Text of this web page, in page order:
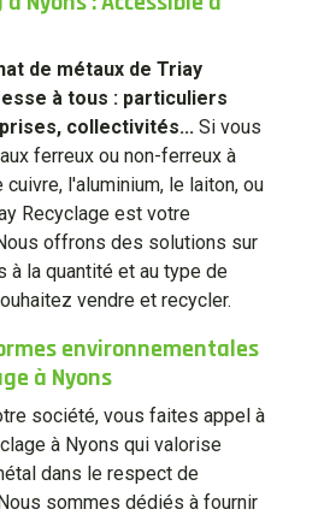
de métaux de Triay
à tous : particuliers
collectivités... Si vous
ferreux ou non-ferreux à
l'aluminium, le laiton, ou
Recyclage est votre
offrons des solutions sur
à la quantité et au type de
vendre et recycler.
environnementales
à Nyons
société, vous faites appel à
à Nyons qui valorise
dans le respect de
sommes dédiés à fournir